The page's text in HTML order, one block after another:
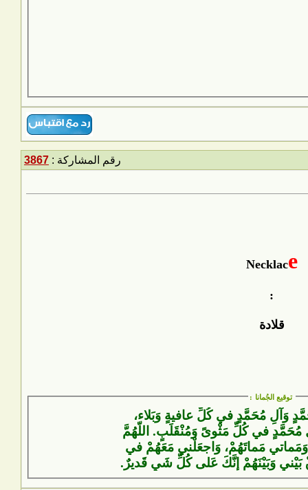
رقم المشاركة : 3867
Necklace
:
قلادة
توقيع الجُمانا :
وَآلِ مُحَمَّدٍ في كُلِّ عافيةٍ وَبَلاء،
مُحَمَّدٍ في كُلِّ مَثْوىً وَمُنْقَلَبٍ. اللّهُمَّ
مَماتَهُمْ، وَاجعَلْني مَعَهُمْ في
بَيْني وَبَيْنَهُمْ إنَّكَ عَلى كُلِّ شَيٍ قَديرٌ.